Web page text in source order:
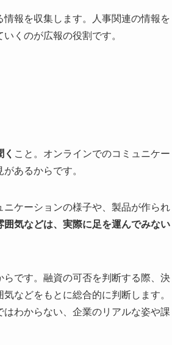
報を収集します。人事関連の情報を
くのが広報の役割です。
こと。オンラインでのコミュニケー
あるからです。
ケーションの様子や、製品が作られ
気などは、実際に足を運んでみない
です。融資の可否を判断する際、決
などをもとに総合的に判断します。
わからない、企業のリアルな姿や課